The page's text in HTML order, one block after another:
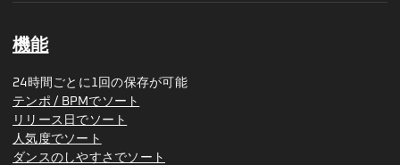
機能
24時間ごとに1回の保存が可能
テンポ / BPMでソート
リリース日でソート
人気度でソート
ダンスのしやすさでソート